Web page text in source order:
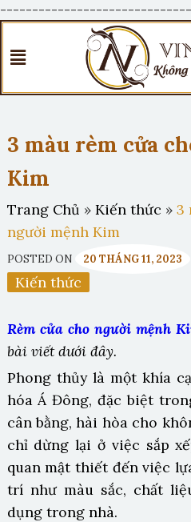
3 màu rèm cửa
Kim
Trang Chủ » Kiến thức » 3
người mệnh Kim
POSTED ON 20 THÁNG 11, 2023
Kiến thức
Rèm cửa cho người mệnh
bài viết dưới đây.
Phong thủy là một khía
hóa Á Đông, đặc biệt
cân bằng, hài hòa cho
chỉ dừng lại ở việc sắp
quan mật thiết đến việc
trí như màu sắc, chất
dụng trong nhà.